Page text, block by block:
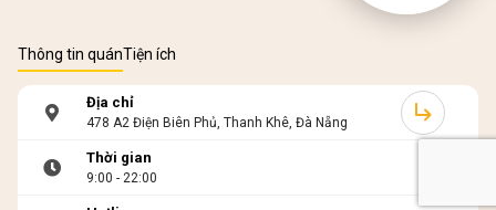
Thông tin quánTiện ích
Địa chỉ
478 A2 Điện Biên Phủ, Thanh Khê, Đà Nẵng
Thời gian
9:00 - 22:00